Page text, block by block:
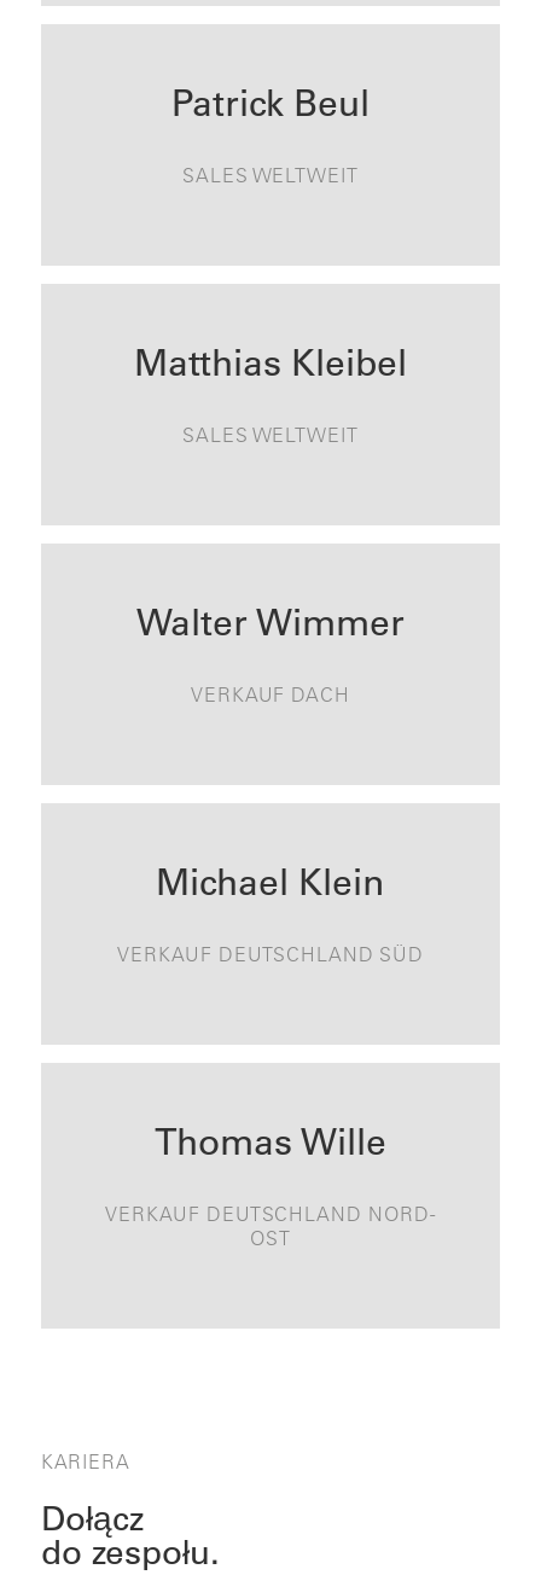
Patrick Beul
SALES WELTWEIT
KONTAKT
Matthias Kleibel
SALES WELTWEIT
KONTAKT
Walter Wimmer
VERKAUF DACH
KONTAKT
Michael Klein
VERKAUF DEUTSCHLAND SÜD
KONTAKT
Thomas Wille
VERKAUF DEUTSCHLAND NORD-
OST
KONTAKT
KARIERA
Dołącz
do zespołu.